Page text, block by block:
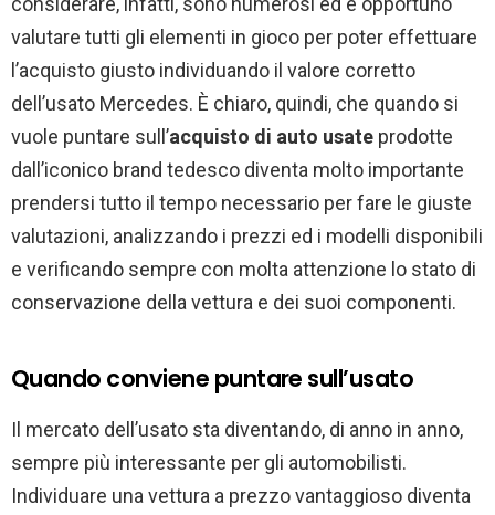
valutare tutti gli elementi in gioco per poter effettuare
l’acquisto giusto individuando il valore corretto
dell’usato Mercedes. È chiaro, quindi, che quando si
vuole puntare sull’acquisto di auto usate prodotte
dall’iconico brand tedesco diventa molto importante
prendersi tutto il tempo necessario per fare le giuste
valutazioni, analizzando i prezzi ed i modelli disponibili
e verificando sempre con molta attenzione lo stato di
conservazione della vettura e dei suoi componenti.
Quando conviene puntare sull’usato
Il mercato dell’usato sta diventando, di anno in anno,
sempre più interessante per gli automobilisti.
Individuare una vettura a prezzo vantaggioso diventa